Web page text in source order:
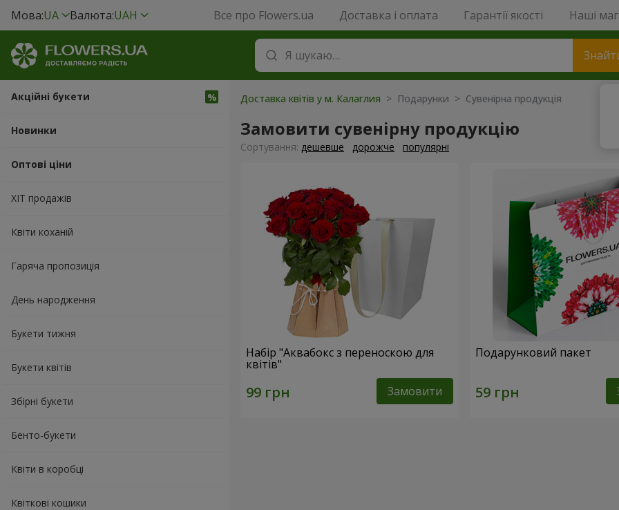
Мова:UA Валюта:UAH Все про Flowers.ua Доставка і оплата Гарантії якості Наші
Акційні букети
Новинки
Оптові ціни
ХІТ продажів
Квіти коханій
Гаряча пропозиція
День народження
Букети тижня
Букети квітів
Збірні букети
Бенто-букети
Квіти в коробці
Квіткові кошики
Доставка квітів у м. Калаглия > Подарунки > Сувенірна продукція
Замовити сувенірну продукцію
Сортування: дешевше дорожче популярні
Набір "Аквабокс з переноскою для
квітів"
Замовити
Подарунковий пакет